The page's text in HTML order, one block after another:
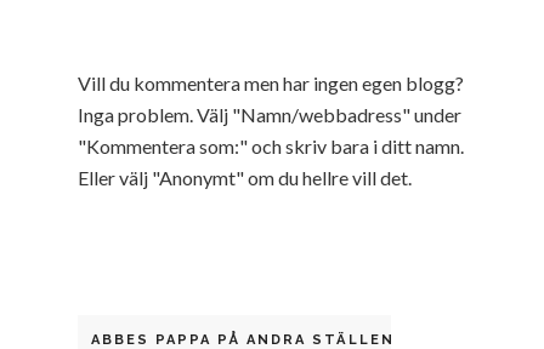
Vill du kommentera men har ingen egen blogg?
Inga problem. Välj "Namn/webbadress" under
"Kommentera som:" och skriv bara i ditt namn.
Eller välj "Anonymt" om du hellre vill det.
ABBES PAPPA PÅ ANDRA STÄLLEN